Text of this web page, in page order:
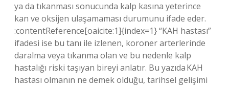
ya da tıkanması sonucunda kalp kasına yeterince
kan ve oksijen ulaşamaması durumunu ifade eder.
:contentReference[oaicite:1]{index=1} “KAH hastası”
ifadesi ise bu tanı ile izlenen, koroner arterlerinde
daralma veya tıkanma olan ve bu nedenle kalp
hastalığı riski taşıyan bireyi anlatır. Bu yazıda KAH
hastası olmanın ne demek olduğu, tarihsel gelişimi